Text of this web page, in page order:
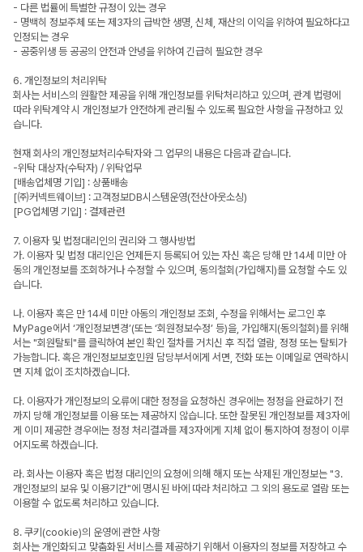
- 다른 법률에 특별한 규정이 있는 경우
- 명백히 정보주체 또는 제3자의 급박한 생명, 신체, 재산의 이익을 위하여 필요하다고
인정되는 경우
- 공중위생 등 공공의 안전과 안녕을 위하여 긴급히 필요한 경우
6. 개인정보의 처리위탁
회사는 서비스의 원활한 제공을 위해 개인정보를 위탁처리하고 있으며, 관계 법령에
따라 위탁계약 시 개인정보가 안전하게 관리될 수 있도록 필요한 사항을 규정하고 있
습니다.
현재 회사의 개인정보처리수탁자와 그 업무의 내용은 다음과 같습니다.
-위탁 대상자(수탁자) / 위탁업무
[배송업체명 기입] : 상품배송
[㈜커넥트웨이브] : 고객정보DB시스템운영(전산아웃소싱)
[PG업체명 기입] : 결제관련
7. 이용자 및 법정대리인의 권리와 그 행사방법
가. 이용자 및 법정 대리인은 언제든지 등록되어 있는 자신 혹은 당해 만 14세 미만 아
동의 개인정보를 조회하거나 수정할 수 있으며, 동의철회(가입해지)를 요청할 수도 있
습니다.
나. 이용자 혹은 만 14세 미만 아동의 개인정보 조회, 수정을 위해서는 로그인 후
MyPage에서 ‘개인정보변경’(또는 ‘회원정보수정’ 등)을, 가입해지(동의철회)를 위해
서는 "회원탈퇴"를 클릭하여 본인 확인 절차를 거치신 후 직접 열람, 정정 또는 탈퇴가
가능합니다. 혹은 개인정보보호민원 담당부서에게 서면, 전화 또는 이메일로 연락하시
면 지체 없이 조치하겠습니다.
다. 이용자가 개인정보의 오류에 대한 정정을 요청하신 경우에는 정정을 완료하기 전
까지 당해 개인정보를 이용 또는 제공하지 않습니다. 또한 잘못된 개인정보를 제3자에
게 이미 제공한 경우에는 정정 처리결과를 제3자에게 지체 없이 통지하여 정정이 이루
어지도록 하겠습니다.
라. 회사는 이용자 혹은 법정 대리인의 요청에 의해 해지 또는 삭제된 개인정보는 "3.
개인정보의 보유 및 이용기간"에 명시된 바에 따라 처리하고 그 외의 용도로 열람 또는
이용할 수 없도록 처리하고 있습니다.
8. 쿠키(cookie)의 운영에 관한 사항
회사는 개인화되고 맞춤화된 서비스를 제공하기 위해서 이용자의 정보를 저장하고 수